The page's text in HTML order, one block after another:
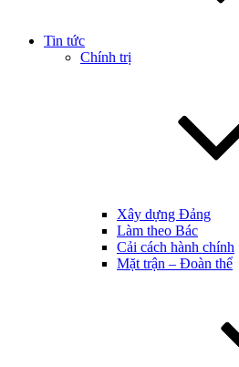
Tin tức
Chính trị
Xây dựng Đảng
Làm theo Bác
Cải cách hành chính
Mặt trận – Đoàn thể